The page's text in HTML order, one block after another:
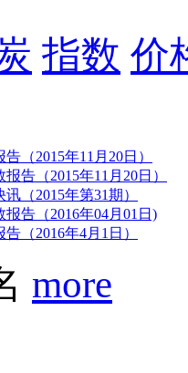
指数 价
（2015年11月20日）
告（2015年11月20日）
（2015年第31期）
告（2016年04月01日)
（2016年4月1日）
more